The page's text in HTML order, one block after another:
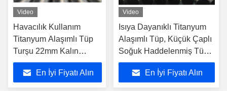
Video
Havacılık Kullanım
Titanyum Alaşımlı Tüp
Turşu 22mm Kalın
Duvar Kalınlığı
En İyi Fiyatı Alın
Video
Isıya Dayanıklı Titanyum
Alaşımlı Tüp, Küçük Çaplı
Soğuk Haddelenmiş Tüp
22mm OD
En İyi Fiyatı Alın